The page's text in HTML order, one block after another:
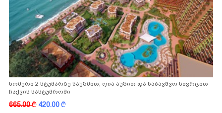
ნომერი 2 სტუმარზე საუზმით, ღია აუზით და საბავშვო სივრცით
ჩაქვის სასტუმროში
665.00k 420.00k